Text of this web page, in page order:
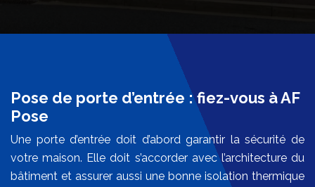
Pose de porte d’entrée : fiez-vous à AF
Pose
Une porte d’entrée doit d’abord garantir la sécurité de
votre maison. Elle doit s’accorder avec l’architecture du
bâtiment et assurer aussi une bonne isolation thermique